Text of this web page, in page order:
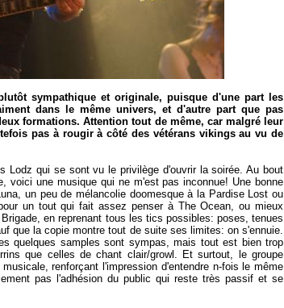
sympathique et originale, puisque d'une part les
dans le même univers, et d'autre part que pas
formations. Attention tout de même, car malgré leur
pas à rougir à côté des vétérans vikings au vu de
Lodz qui se sont vu le privilège d'ouvrir la soirée. Au bout
voici une musique qui ne m'est pas inconnue! Une bonne
un peu de mélancolie doomesque à la Pardise Lost ou
un tout qui fait assez penser à The Ocean, ou mieux
en reprenant tous les tics possibles: poses, tenues
que la copie montre tout de suite ses limites: on s'ennuie.
quelques samples sont sympas, mais tout est bien trop
que celles de chant clair/growl. Et surtout, le groupe
renforçant l'impression d'entendre n-fois le même
pas l'adhésion du public qui reste très passif et se